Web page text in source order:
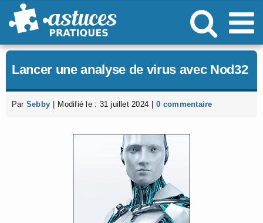
Passer
au
Lancer une analyse de virus avec Nod32
Par Sebby Modifié le : 31 juillet 2024 0 commentaire